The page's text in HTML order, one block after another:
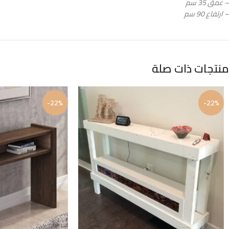
– ارتفاع 90 سم
منتجات ذات صلة
-22%
-22%